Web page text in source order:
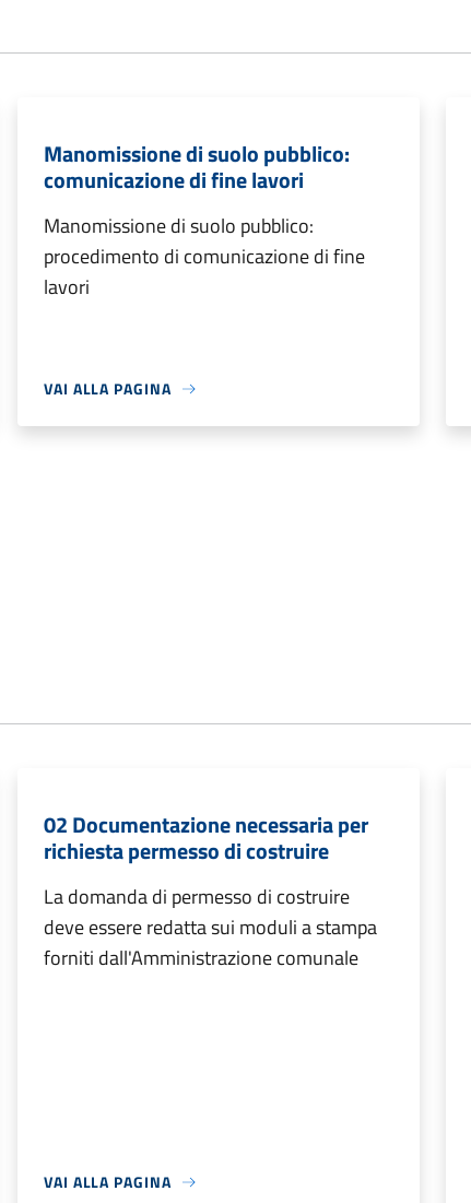
Manomissione di suolo pubblico:
comunicazione di fine lavori
Manomissione di suolo pubblico:
procedimento di comunicazione di fine
lavori
VAI ALLA PAGINA
02 Documentazione necessaria per
richiesta permesso di costruire
La domanda di permesso di costruire
deve essere redatta sui moduli a stampa
forniti dall'Amministrazione comunale
VAI ALLA PAGINA